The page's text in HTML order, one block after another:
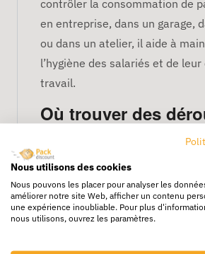
contrôler la consommation de
en entreprise, dans un garage,
ou dans un atelier, il aide à
l’hygiène des salariés et de leur
travail.
Où trouver des
professionnels ?
pour bobine
papier aluminium,
adhésive….
Pour vous accompagner dans
Nous utilisons des cookies
Nous pouvons les placer pour analyser les
améliorer notre site Web, afficher un contenu
une expérience inoubliable. Pour plus
nous utilisons, ouvrez les paramètres.